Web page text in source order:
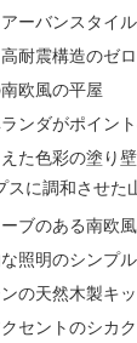
ーバンスタイ
耐震構造のゼ
欧風の平屋
ンダがポイン
た色彩の塗り
スに調和させた
ブのある南欧
照明のシンプ
の天然木製キ
セントのシカ